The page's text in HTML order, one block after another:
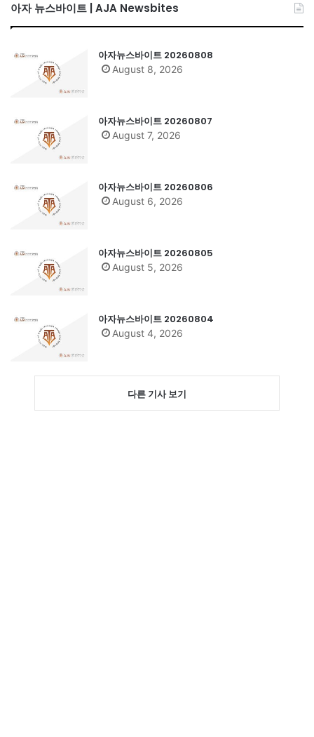
아자 뉴스바이트 | AJA Newsbites
아자뉴스바이트 20260808
August 8, 2026
아자뉴스바이트 20260807
August 7, 2026
아자뉴스바이트 20260806
August 6, 2026
아자뉴스바이트 20260805
August 5, 2026
아자뉴스바이트 20260804
August 4, 2026
다른 기사 보기